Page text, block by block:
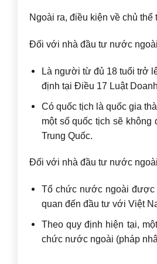
Ngoài ra, điều kiện về chủ
Đối với nhà đầu tư nước
Là người từ đủ 18 tuổi trở
định tại Điều 17 Luật
Có quốc tịch là quốc gia
một số quốc tịch sẽ
Trung Quốc.
Đối với nhà đầu tư nước
Tổ chức nước ngoài được
quan đến đầu tư với Việt
Theo quy định hiện tại,
chức nước ngoài (pháp